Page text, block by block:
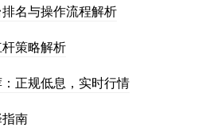
名与操作流程解析
策略解析
正规低息，实时行情
南